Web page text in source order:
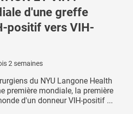
d'une greffe
positif vers VIH-
2 semaines
du NYU Langone Health
première mondiale, la première
d'un donneur VIH-positif ...